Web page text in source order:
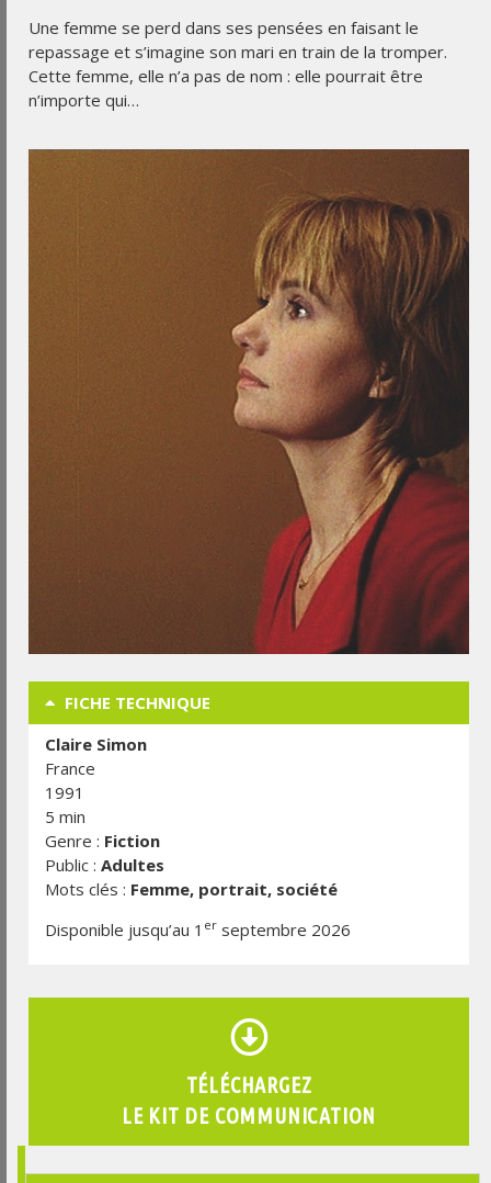
Une femme se perd dans ses pensées en faisant le
repassage et s’imagine son mari en train de la tromper.
Cette femme, elle n’a pas de nom : elle pourrait être
n’importe qui…
FICHE TECHNIQUE
Claire Simon
France
1991
5 min
Genre : Fiction
Public : Adultes
Mots clés : Femme, portrait, société
Disponible jusqu’au 1 er septembre 2026
TÉLÉCHARGEZ
LE KIT DE COMMUNICATION